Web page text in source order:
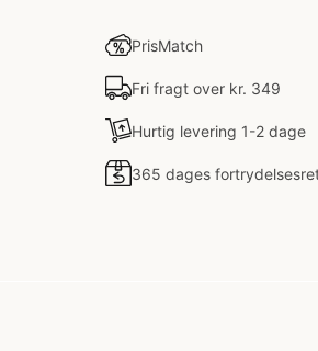
PrisMatch
Fri fragt over kr. 349
Hurtig levering 1-2 dage
365 dages